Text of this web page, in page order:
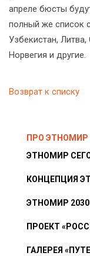
апреле бюсты
полный же список
Узбекистан,
Норвегия и другие.
Возврат к списку
ПРО ЭТНОМИР
ЭТНОМИР
КОНЦЕПЦИЯ
ЭТНОМИР 2030
ПРОЕКТ
ГАЛЕРЕЯ